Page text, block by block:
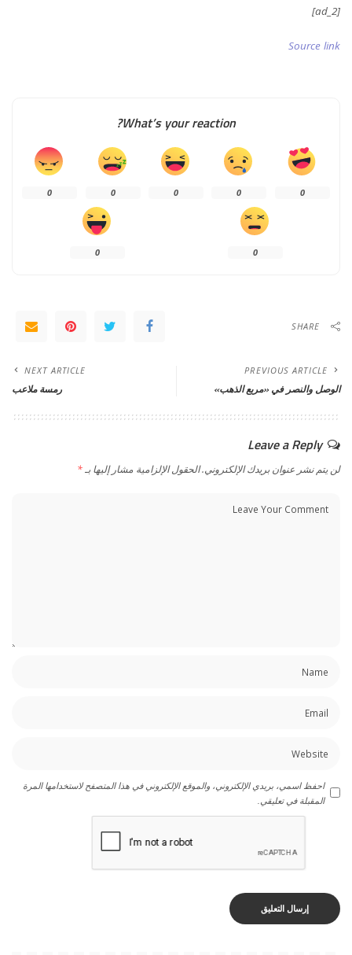
[ad_2]
Source link
What’s your reaction?
0
0
0
0
0
0
0
SHARE
PREVIOUS ARTICLE
الوصل والنصر في «مربع الذهب»
NEXT ARTICLE
رمسة ملاعب
Leave a Reply
لن يتم نشر عنوان بريدك الإلكتروني.الحقول الإلزامية مشار إليها بـ*
احفظ اسمي، بريدي الإلكتروني، والموقع الإلكتروني في هذا المتصفح لاستخدامها المرة
المقبلة في تعليقي.